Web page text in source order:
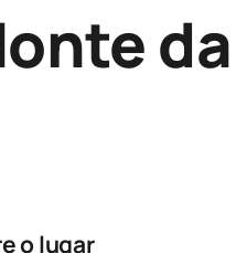
da
o lugar